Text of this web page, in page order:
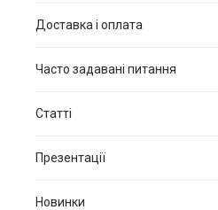
Доставка і оплата
Часто задавані питання
Статті
Презентації
Новинки